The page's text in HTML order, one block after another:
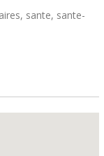
sante, sante-